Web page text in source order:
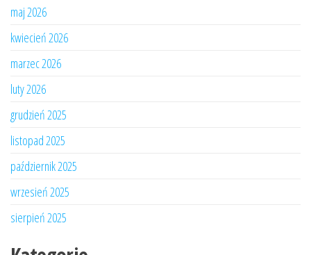
maj 2026
kwiecień 2026
marzec 2026
luty 2026
grudzień 2025
listopad 2025
październik 2025
wrzesień 2025
sierpień 2025